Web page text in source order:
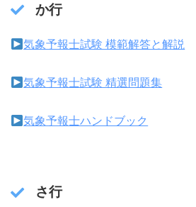
か行
気象予報士試験 模範解答と解説
気象予報士試験 精選問題集
気象予報士ハンドブック
さ行